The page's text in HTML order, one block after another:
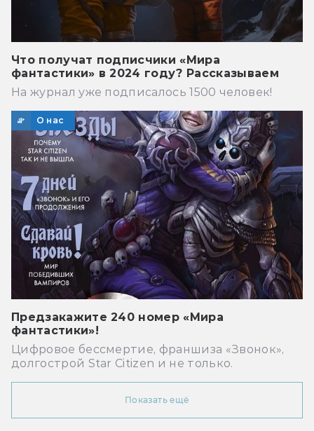
Что получат подписчики «Мира
фантастики» в 2024 году? Рассказываем
На журнал уже подписалось 1500 человек!
О нас
Предзакажите 240 номер «Мира
фантастики»!
Цифровое бессмертие, франшиза «Звонок»,
долгострой Star Citizen и не только.
Показать ещё